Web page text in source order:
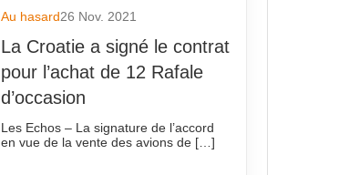
Au hasard26 Nov. 2021
La Croatie a signé le contrat
pour l’achat de 12 Rafale
d’occasion
Les Echos – La signature de l’accord
en vue de la vente des avions de […]